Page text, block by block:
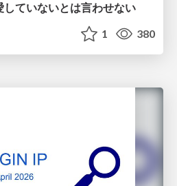
ていないとは言わせない
1 380